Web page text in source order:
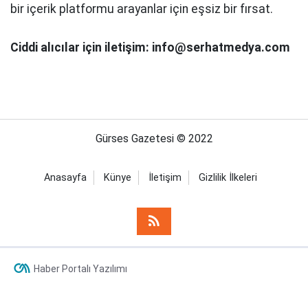
bir içerik platformu arayanlar için eşsiz bir fırsat.
Ciddi alıcılar için iletişim: info@serhatmedya.com
Gürses Gazetesi © 2022
Anasayfa Künye İletişim Gizlilik İlkeleri
Haber Portalı Yazılımı